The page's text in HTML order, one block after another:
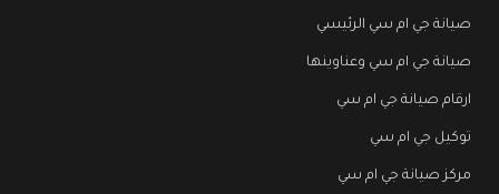
صيانة جي ام سي الرئيسي
صيانة جي ام سي وعناوينها
ارقام صيانة جي ام سي
توكيل جي ام سي
مركز صيانة جي ام سي